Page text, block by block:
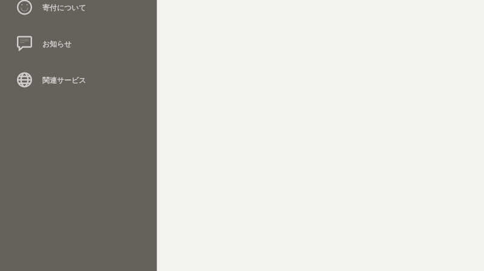
寄付について
お知らせ
関連サービス